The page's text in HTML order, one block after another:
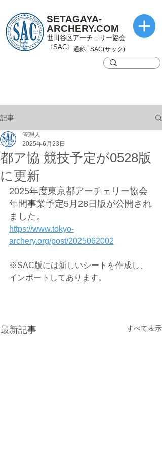
SETAGAYA-
ARCHERY.COM
世田谷区アーチェリー協会
〈SAC〉 通称 : SAC(サック)
記事
都ア協 競技予定が0528版
に更新
管理人
2025年6月23日
2025年度東京都アーチェリー協会
年間事業予定5月28日版が公開され
ました。
https://www.tokyo-
archery.org/post/2025062002
※SAC版には新しいシートを作成し、
インポートしてあります。
最新記事 すべて表示